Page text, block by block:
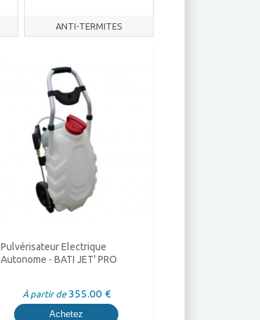
ANTI-TERMITES
Pulvérisateur Electrique
Autonome - BATI JET' PRO
À partir de 355.00 €
Achetez